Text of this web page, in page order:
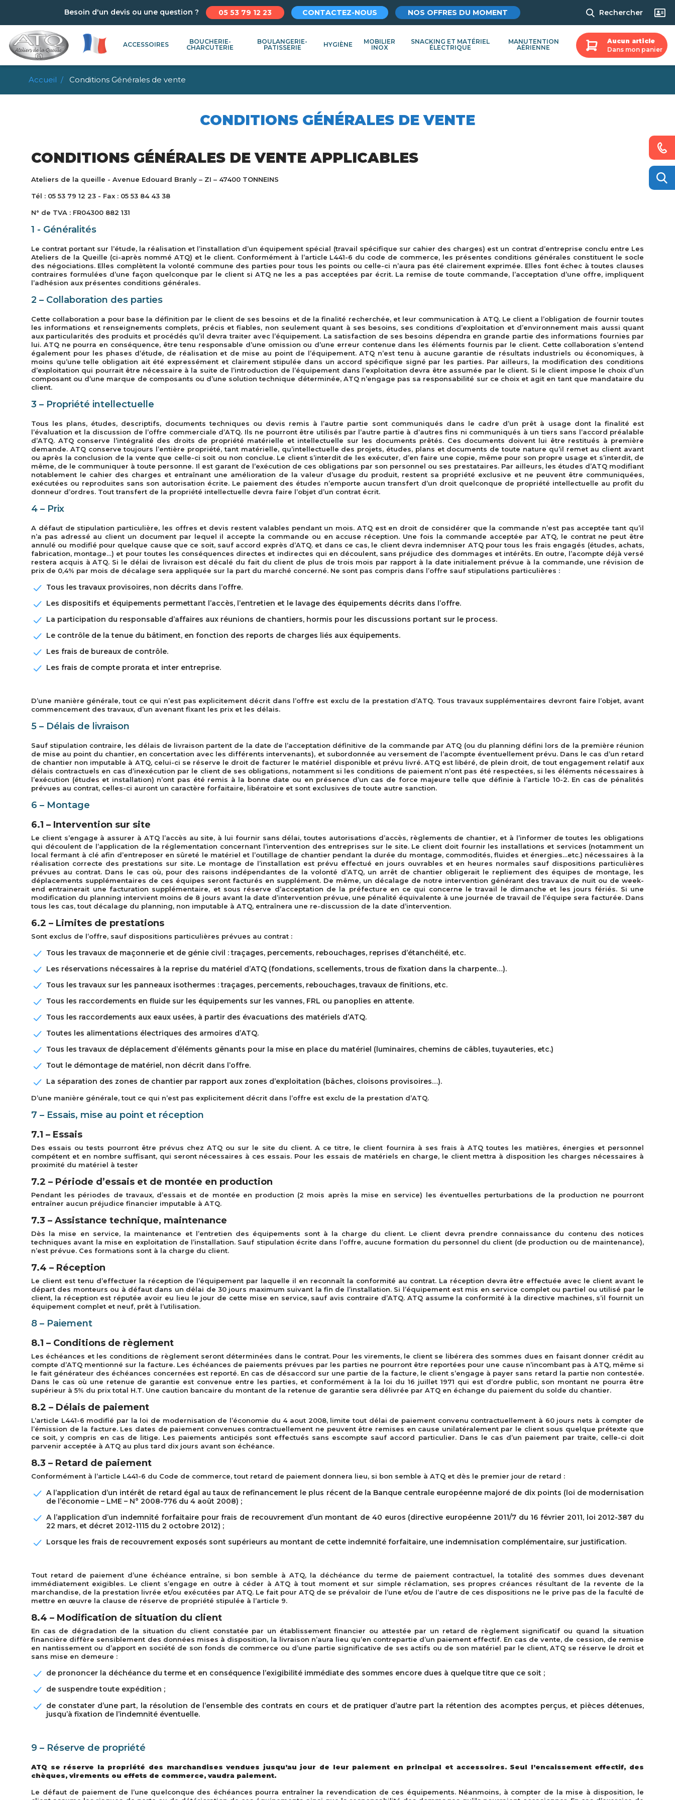
Besoin d'un devis ou une question ? 05 53 79 12 23 CONTACTEZ-NOUS NOS OFFRES DU MOMENT Rechercher
ACCESSOIRES
BOUCHERIE-
CHARCUTERIE
BOULANGERIE-
PATISSERIE
HYGIÈNE
MOBILIER
INOX
SNACKING ET MATÉRIEL
ÉLECTRIQUE
MANUTENTION
AÉRIENNE
Aucun article
Dans mon panier
Accueil Conditions Générales de vente
CONDITIONS GÉNÉRALES DE VENTE
CONDITIONS GÉNÉRALES DE VENTE APPLICABLES
Ateliers de la queille - Avenue Edouard Branly – ZI – 47400 TONNEINS
Tél : 05 53 79 12 23 - Fax : 05 53 84 43 38
N° de TVA : FR04300 882 131
1 - Généralités
Le contrat portant sur l’étude, la réalisation et l’installation d’un équipement spécial (travail spécifique sur cahier des charges) est un contrat d’entreprise conclu entre Les
Ateliers de la Queille (ci-après nommé ATQ) et le client. Conformément à l’article L441-6 du code de commerce, les présentes conditions générales constituent le socle
des négociations. Elles complètent la volonté commune des parties pour tous les points ou celle-ci n’aura pas été clairement exprimée. Elles font échec à toutes clauses
contraires formulées d’une façon quelconque par le client si ATQ ne les a pas acceptées par écrit. La remise de toute commande, l’acceptation d’une offre, impliquent
l’adhésion aux présentes conditions générales.
2 – Collaboration des parties
Cette collaboration a pour base la définition par le client de ses besoins et de la finalité recherchée, et leur communication à ATQ. Le client a l’obligation de fournir toutes
les informations et renseignements complets, précis et fiables, non seulement quant à ses besoins, ses conditions d’exploitation et d’environnement mais aussi quant
aux particularités des produits et procédés qu’il devra traiter avec l’équipement. La satisfaction de ses besoins dépendra en grande partie des informations fournies par
lui. ATQ ne pourra en conséquence, être tenu responsable d’une omission ou d’une erreur contenue dans les éléments fournis par le client. Cette collaboration s’entend
également pour les phases d’étude, de réalisation et de mise au point de l’équipement. ATQ n’est tenu à aucune garantie de résultats industriels ou économiques, à
moins qu’une telle obligation ait été expressément et clairement stipulée dans un accord spécifique signé par les parties. Par ailleurs, la modification des conditions
d’exploitation qui pourrait être nécessaire à la suite de l’introduction de l’équipement dans l’exploitation devra être assumée par le client. Si le client impose le choix d’un
composant ou d’une marque de composants ou d’une solution technique déterminée, ATQ n’engage pas sa responsabilité sur ce choix et agit en tant que mandataire du
client.
3 – Propriété intellectuelle
Tous les plans, études, descriptifs, documents techniques ou devis remis à l’autre partie sont communiqués dans le cadre d’un prêt à usage dont la finalité est
l’évaluation et la discussion de l’offre commerciale d’ATQ. Ils ne pourront être utilisés par l’autre partie à d’autres fins ni communiqués à un tiers sans l’accord préalable
d’ATQ. ATQ conserve l’intégralité des droits de propriété matérielle et intellectuelle sur les documents prêtés. Ces documents doivent lui être restitués à première
demande. ATQ conserve toujours l’entière propriété, tant matérielle, qu’intellectuelle des projets, études, plans et documents de toute nature qu’il remet au client avant
ou après la conclusion de la vente que celle-ci soit ou non conclue. Le client s’interdit de les exécuter, d’en faire une copie, même pour son propre usage et s’interdit, de
même, de le communiquer à toute personne. Il est garant de l’exécution de ces obligations par son personnel ou ses prestataires. Par ailleurs, les études d’ATQ modifiant
notablement le cahier des charges et entraînant une amélioration de la valeur d’usage du produit, restent sa propriété exclusive et ne peuvent être communiquées,
exécutées ou reproduites sans son autorisation écrite. Le paiement des études n’emporte aucun transfert d’un droit quelconque de propriété intellectuelle au profit du
donneur d’ordres. Tout transfert de la propriété intellectuelle devra faire l’objet d’un contrat écrit.
4 – Prix
A défaut de stipulation particulière, les offres et devis restent valables pendant un mois. ATQ est en droit de considérer que la commande n’est pas acceptée tant qu’il
n’a pas adressé au client un document par lequel il accepte la commande ou en accuse réception. Une fois la commande acceptée par ATQ, le contrat ne peut être
annulé ou modifié pour quelque cause que ce soit, sauf accord exprès d’ATQ. et dans ce cas, le client devra indemniser ATQ pour tous les frais engagés (études, achats,
fabrication, montage…) et pour toutes les conséquences directes et indirectes qui en découlent, sans préjudice des dommages et intérêts. En outre, l’acompte déjà versé
restera acquis à ATQ. Si le délai de livraison est décalé du fait du client de plus de trois mois par rapport à la date initialement prévue à la commande, une révision de
prix de 0,4% par mois de décalage sera appliquée sur la part du marché concerné. Ne sont pas compris dans l’offre sauf stipulations particulières :
Tous les travaux provisoires, non décrits dans l’offre.
Les dispositifs et équipements permettant l’accès, l’entretien et le lavage des équipements décrits dans l’offre.
La participation du responsable d’affaires aux réunions de chantiers, hormis pour les discussions portant sur le process.
Le contrôle de la tenue du bâtiment, en fonction des reports de charges liés aux équipements.
Les frais de bureaux de contrôle.
Les frais de compte prorata et inter entreprise.
D’une manière générale, tout ce qui n’est pas explicitement décrit dans l’offre est exclu de la prestation d’ATQ. Tous travaux supplémentaires devront faire l’objet, avant
commencement des travaux, d’un avenant fixant les prix et les délais.
5 – Délais de livraison
Sauf stipulation contraire, les délais de livraison partent de la date de l’acceptation définitive de la commande par ATQ (ou du planning défini lors de la première réunion
de mise au point du chantier, en concertation avec les différents intervenants), et subordonnée au versement de l’acompte éventuellement prévu. Dans le cas d’un retard
de chantier non imputable à ATQ, celui-ci se réserve le droit de facturer le matériel disponible et prévu livré. ATQ est libéré, de plein droit, de tout engagement relatif aux
délais contractuels en cas d’inexécution par le client de ses obligations, notamment si les conditions de paiement n’ont pas été respectées, si les éléments nécessaires à
l’exécution (études et installation) n’ont pas été remis à la bonne date ou en présence d’un cas de force majeure telle que définie à l’article 10-2. En cas de pénalités
prévues au contrat, celles-ci auront un caractère forfaitaire, libératoire et sont exclusives de toute autre sanction.
6 – Montage
6.1 – Intervention sur site
Le client s’engage à assurer à ATQ l’accès au site, à lui fournir sans délai, toutes autorisations d’accès, règlements de chantier, et à l’informer de toutes les obligations
qui découlent de l’application de la réglementation concernant l’intervention des entreprises sur le site. Le client doit fournir les installations et services (notamment un
local fermant à clé afin d’entreposer en sûreté le matériel et l’outillage de chantier pendant la durée du montage, commodités, fluides et énergies…etc.) nécessaires à la
réalisation correcte des prestations sur site. Le montage de l’installation est prévu effectué en jours ouvrables et en heures normales sauf dispositions particulières
prévues au contrat. Dans le cas où, pour des raisons indépendantes de la volonté d’ATQ, un arrêt de chantier obligerait le repliement des équipes de montage, les
déplacements supplémentaires de ces équipes seront facturés en supplément. De même, un décalage de notre intervention générant des travaux de nuit ou de week-
end entrainerait une facturation supplémentaire, et sous réserve d’acceptation de la préfecture en ce qui concerne le travail le dimanche et les jours fériés. Si une
modification du planning intervient moins de 8 jours avant la date d’intervention prévue, une pénalité équivalente à une journée de travail de l’équipe sera facturée. Dans
tous les cas, tout décalage du planning, non imputable à ATQ, entraînera une re-discussion de la date d’intervention.
6.2 – Limites de prestations
Sont exclus de l’offre, sauf dispositions particulières prévues au contrat :
Tous les travaux de maçonnerie et de génie civil : traçages, percements, rebouchages, reprises d’étanchéité, etc.
Les réservations nécessaires à la reprise du matériel d’ATQ (fondations, scellements, trous de fixation dans la charpente…).
Tous les travaux sur les panneaux isothermes : traçages, percements, rebouchages, travaux de finitions, etc.
Tous les raccordements en fluide sur les équipements sur les vannes, FRL ou panoplies en attente.
Tous les raccordements aux eaux usées, à partir des évacuations des matériels d’ATQ.
Toutes les alimentations électriques des armoires d’ATQ.
Tous les travaux de déplacement d’éléments gênants pour la mise en place du matériel (luminaires, chemins de câbles, tuyauteries, etc.)
Tout le démontage de matériel, non décrit dans l’offre.
La séparation des zones de chantier par rapport aux zones d’exploitation (bâches, cloisons provisoires…).
D’une manière générale, tout ce qui n’est pas explicitement décrit dans l’offre est exclu de la prestation d’ATQ.
7 – Essais, mise au point et réception
7.1 – Essais
Des essais ou tests pourront être prévus chez ATQ ou sur le site du client. A ce titre, le client fournira à ses frais à ATQ toutes les matières, énergies et personnel
compétent et en nombre suffisant, qui seront nécessaires à ces essais. Pour les essais de matériels en charge, le client mettra à disposition les charges nécessaires à
proximité du matériel à tester
7.2 – Période d’essais et de montée en production
Pendant les périodes de travaux, d’essais et de montée en production (2 mois après la mise en service) les éventuelles perturbations de la production ne pourront
entraîner aucun préjudice financier imputable à ATQ.
7.3 – Assistance technique, maintenance
Dès la mise en service, la maintenance et l’entretien des équipements sont à la charge du client. Le client devra prendre connaissance du contenu des notices
techniques avant la mise en exploitation de l’installation. Sauf stipulation écrite dans l’offre, aucune formation du personnel du client (de production ou de maintenance),
n’est prévue. Ces formations sont à la charge du client.
7.4 – Réception
Le client est tenu d’effectuer la réception de l’équipement par laquelle il en reconnaît la conformité au contrat. La réception devra être effectuée avec le client avant le
départ des monteurs ou à défaut dans un délai de 30 jours maximum suivant la fin de l’installation. Si l’équipement est mis en service complet ou partiel ou utilisé par le
client, la réception est réputée avoir eu lieu le jour de cette mise en service, sauf avis contraire d’ATQ. ATQ assume la conformité à la directive machines, s’il fournit un
équipement complet et neuf, prêt à l’utilisation.
8 – Paiement
8.1 – Conditions de règlement
Les échéances et les conditions de règlement seront déterminées dans le contrat. Pour les virements, le client se libérera des sommes dues en faisant donner crédit au
compte d’ATQ mentionné sur la facture. Les échéances de paiements prévues par les parties ne pourront être reportées pour une cause n’incombant pas à ATQ, même si
le fait générateur des échéances concernées est reporté. En cas de désaccord sur une partie de la facture, le client s’engage à payer sans retard la partie non contestée.
Dans le cas où une retenue de garantie est convenue entre les parties, et conformément à la loi du 16 juillet 1971 qui est d’ordre public, son montant ne pourra être
supérieur à 5% du prix total H.T. Une caution bancaire du montant de la retenue de garantie sera délivrée par ATQ en échange du paiement du solde du chantier.
8.2 – Délais de paiement
L’article L441-6 modifié par la loi de modernisation de l’économie du 4 aout 2008, limite tout délai de paiement convenu contractuellement à 60 jours nets à compter de
l’émission de la facture. Les dates de paiement convenues contractuellement ne peuvent être remises en cause unilatéralement par le client sous quelque prétexte que
ce soit, y compris en cas de litige. Les paiements anticipés sont effectués sans escompte sauf accord particulier. Dans le cas d’un paiement par traite, celle-ci doit
parvenir acceptée à ATQ au plus tard dix jours avant son échéance.
8.3 – Retard de paiement
Conformément à l’article L441-6 du Code de commerce, tout retard de paiement donnera lieu, si bon semble à ATQ et dès le premier jour de retard :
A l’application d’un intérêt de retard égal au taux de refinancement le plus récent de la Banque centrale européenne majoré de dix points (loi de modernisation
de l’économie – LME – N° 2008-776 du 4 août 2008) ;
A l’application d’un indemnité forfaitaire pour frais de recouvrement d’un montant de 40 euros (directive européenne 2011/7 du 16 février 2011, loi 2012-387 du
22 mars, et décret 2012-1115 du 2 octobre 2012) ;
Lorsque les frais de recouvrement exposés sont supérieurs au montant de cette indemnité forfaitaire, une indemnisation complémentaire, sur justification.
Tout retard de paiement d’une échéance entraîne, si bon semble à ATQ, la déchéance du terme de paiement contractuel, la totalité des sommes dues devenant
immédiatement exigibles. Le client s’engage en outre à céder à ATQ à tout moment et sur simple réclamation, ses propres créances résultant de la revente de la
marchandise, de la prestation livrée et/ou exécutées par ATQ. Le fait pour ATQ de se prévaloir de l’une et/ou de l’autre de ces dispositions ne le prive pas de la faculté de
mettre en œuvre la clause de réserve de propriété stipulée à l’article 9.
8.4 – Modification de situation du client
En cas de dégradation de la situation du client constatée par un établissement financier ou attestée par un retard de règlement significatif ou quand la situation
financière diffère sensiblement des données mises à disposition, la livraison n’aura lieu qu’en contrepartie d’un paiement effectif. En cas de vente, de cession, de remise
en nantissement ou d’apport en société de son fonds de commerce ou d’une partie significative de ses actifs ou de son matériel par le client, ATQ se réserve le droit et
sans mise en demeure :
de prononcer la déchéance du terme et en conséquence l’exigibilité immédiate des sommes encore dues à quelque titre que ce soit ;
de suspendre toute expédition ;
de constater d’une part, la résolution de l’ensemble des contrats en cours et de pratiquer d’autre part la rétention des acomptes perçus, et pièces détenues,
jusqu’à fixation de l’indemnité éventuelle.
9 – Réserve de propriété
ATQ se réserve la propriété des marchandises vendues jusqu’au jour de leur paiement en principal et accessoires. Seul l’encaissement effectif, des
chèques, virements ou effets de commerce, vaudra paiement.
Le défaut de paiement de l’une quelconque des échéances pourra entraîner la revendication de ces équipements. Néanmoins, à compter de la mise à disposition, le